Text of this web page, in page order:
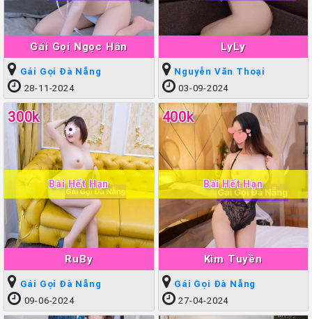
Gái Gọi Ngọc Hân
Gái Gọi Đà Nẵng
28-11-2024
LyLy
Nguyễn Văn Thoại
03-09-2024
RuBy
300k
Bài Hết Hạn
Gái Gọi Đà Nẵng
09-06-2024
Kim Tuyền
400k
Bài Hết Hạn
Gái Gọi Đà Nẵng
27-04-2024